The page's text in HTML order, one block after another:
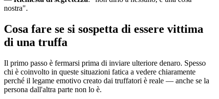
nostra".
Cosa fare se si sospetta di essere vittima
di una truffa
Il primo passo è fermarsi prima di inviare ulteriore denaro. Spesso
chi è coinvolto in queste situazioni fatica a vedere chiaramente
perché il legame emotivo creato dai truffatori è reale — anche se la
persona dall'altra parte non lo è.